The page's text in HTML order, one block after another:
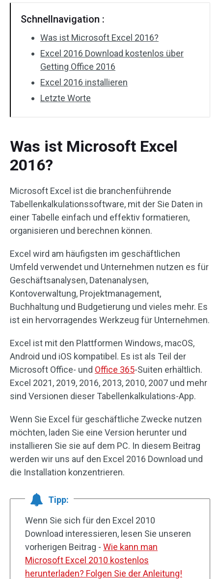
Schnellnavigation :
Was ist Microsoft Excel 2016?
Excel 2016 Download kostenlos über
Getting Office 2016
Excel 2016 installieren
Letzte Worte
Was ist Microsoft Excel
2016?
Microsoft Excel ist die branchenführende
Tabellenkalkulationssoftware, mit der Sie Daten in
einer Tabelle einfach und effektiv formatieren,
organisieren und berechnen können.
Excel wird am häufigsten im geschäftlichen
Umfeld verwendet und Unternehmen nutzen es für
Geschäftsanalysen, Datenanalysen,
Kontoverwaltung, Projektmanagement,
Buchhaltung und Budgetierung und vieles mehr. Es
ist ein hervorragendes Werkzeug für Unternehmen.
Excel ist mit den Plattformen Windows, macOS,
Android und iOS kompatibel. Es ist als Teil der
Microsoft Office- und Office 365-Suiten erhältlich.
Excel 2021, 2019, 2016, 2013, 2010, 2007 und mehr
sind Versionen dieser Tabellenkalkulations-App.
Wenn Sie Excel für geschäftliche Zwecke nutzen
möchten, laden Sie eine Version herunter und
installieren Sie sie auf dem PC. In diesem Beitrag
werden wir uns auf den Excel 2016 Download und
die Installation konzentrieren.
Tipp:
Wenn Sie sich für den Excel 2010
Download interessieren, lesen Sie unseren
vorherigen Beitrag - Wie kann man
Microsoft Excel 2010 kostenlos
herunterladen? Folgen Sie der Anleitung!